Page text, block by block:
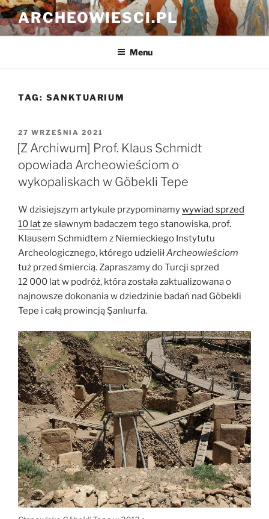
Przejdź
do
treści
ARCHEOWIESCI.PL
Menu
TAG: SANKTUARIUM
OPUBLIKOWANE
W
27 WRZEŚNIA 2021
[Z Archiwum] Prof. Klaus Schmidt
opowiada Archeowieściom o
wykopaliskach w Göbekli Tepe
W dzisiejszym artykule przypominamywywiad sprzed
10 latze sławnym badaczem tego stanowiska, prof.
Klausem Schmidtem z Niemieckiego Instytutu
Archeologicznego, którego udzieliłArcheowieściom
tuż przed śmiercią. Zapraszamy do Turcji sprzed
12 000 lat w podróż, która została zaktualizowana o
najnowsze dokonania w dziedzinie badań nad Göbekli
Tepe i całą prowincją Şanlıurfa.